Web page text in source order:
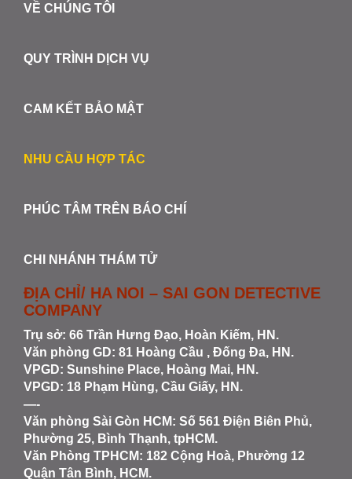
VỀ CHÚNG TÔI
QUY TRÌNH DỊCH VỤ
CAM KẾT BẢO MẬT
NHU CẦU HỢP TÁC
PHÚC TÂM TRÊN BÁO CHÍ
CHI NHÁNH THÁM TỬ
ĐỊA CHỈ/ HA NOI – SAI GON DETECTIVE
COMPANY
Trụ sở: 66 Trần Hưng Đạo, Hoàn Kiếm, HN.
Văn phòng GD: 81 Hoàng Cầu , Đống Đa, HN.
VPGD: Sunshine Place, Hoàng Mai, HN.
VPGD: 18 Phạm Hùng, Cầu Giấy, HN.
—-
Văn phòng Sài Gòn HCM: Số 561 Điện Biên Phủ,
Phường 25, Bình Thạnh, tpHCM.
Văn Phòng TPHCM: 182 Cộng Hoà, Phường 12
Quận Tân Bình, HCM.